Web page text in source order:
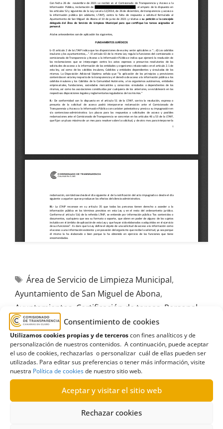
Consentimiento de cookies
Utilizamos cookies propias y de terceroscon fines analíticos y de
personalización de nuestros contenidos. A continuación, puede aceptar
el uso de cookies, rechazarlas o personalizar cuál de ellas pueden ser
utilizadas. Para editar sus preferencias o tener más información, visite
nuestra Política de cookiesde nuestro sitio web.
Aceptar y visitar el sitio web
Rechazar cookies
Área de Servicio de Limpieza Municipal,
Ayuntamiento de San Miguel de Abona,
Ayuntamientos Certificación de tareas Personal
Personal de limpieza,Procedimientos y servicios
Registro retributivo,Representantes sindicales
R603/2021